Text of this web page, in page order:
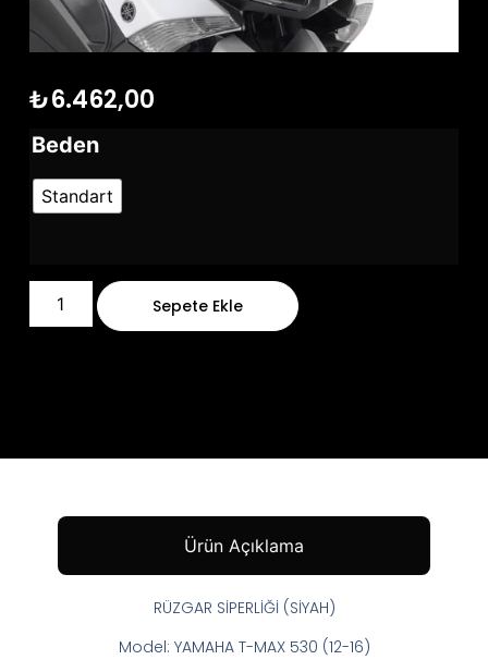
₺6.462,00
Beden
Standart
Sepete Ekle
Ürün Açıklama
RÜZGAR SİPERLİĞİ (SİYAH)
Model: YAMAHA T-MAX 530 (12-16)